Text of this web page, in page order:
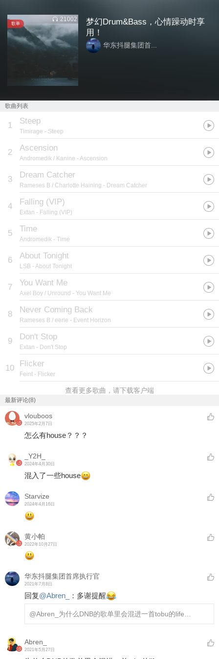
歌单
21002
梦幻Drum&Bass，心情躁动时享
用！
华东抖腿集团首...
歌曲列表
1 Steep
Timirage - Steep
2 Ascension
Andromedik / Kanine - Ascension
3 Dream Catcher
Rameses B / Charlotte Haining - Dream Catcher
4 Falling (VIP)
Extan - Falling (VIP)
5 Time
Andromedik - Time
6 About Tonight
LSB - About Tonight
7 You Want Me
Axel Boy / Unround - You Want Me
8 Never Coming Back
Rameses B / eerie - Event Horizon
9 Don't Stop
Extan - Don't Stop
10 Flicker
Feint - Flicker
查看更多歌曲，请下载客户端
最新评论(8)
vlouboos
2025年2月7日
怎么有house？？？
_Y2H_
2024年4月30日
混入了一些house
Starvize
2024年4月16日
黄小帕
2022年10月27日
华东抖腿集团首席执行官
2021年7月8日
回复@Abren_ ： 多谢提醒
@Abren_ 为什么DNB的歌单里会混进一首tobu的life…
Abren_
2021年5月27日